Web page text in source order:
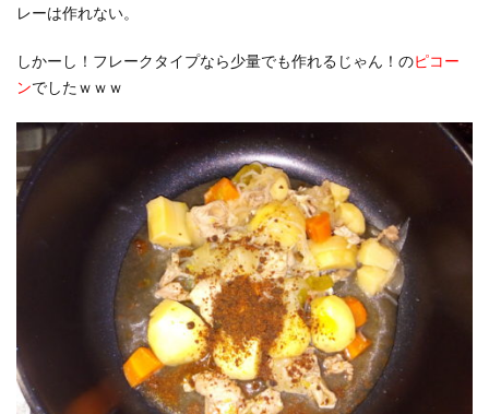
レーは作れない。
しかーし！フレークタイプなら少量でも作れるじゃん！のピコー
ンでしたｗｗｗ